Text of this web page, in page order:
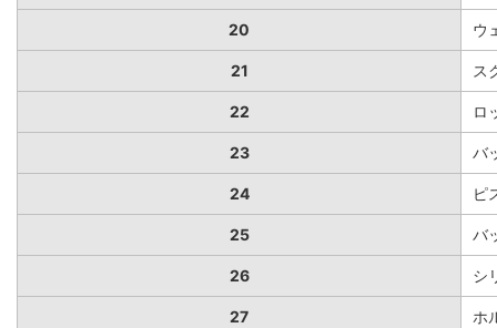
20 ウ
21 ス
22 ロ
23 バ
24 ピ
25 バ
26 シ
27 ホ